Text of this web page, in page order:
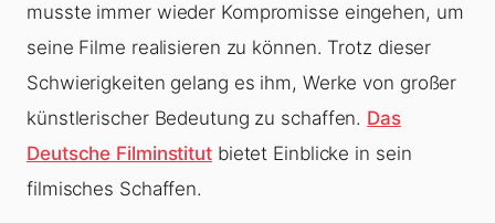
musste immer wieder Kompromisse eingehen, um
seine Filme realisieren zu können. Trotz dieser
Schwierigkeiten gelang es ihm, Werke von großer
künstlerischer Bedeutung zu schaffen. Das
Deutsche Filminstitutbietet Einblicke in sein
filmisches Schaffen.